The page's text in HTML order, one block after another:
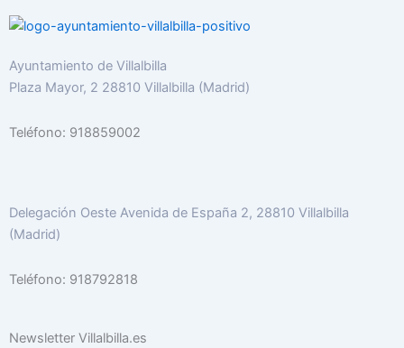
Ayuntamiento de Villalbilla
Plaza Mayor, 2 28810 Villalbilla (Madrid)
Teléfono: 918859002
Delegación Oeste Avenida de España 2, 28810 Villalbilla
(Madrid)
Teléfono: 918792818
Newsletter Villalbilla.es